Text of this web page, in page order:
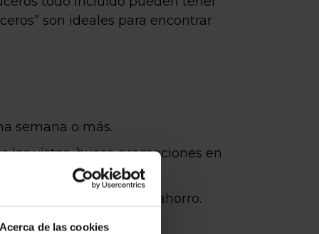
Acerca de las cookies
son ideales para encontrar
semana o más.
las vistas, busca promociones en
representar un gran ahorro.